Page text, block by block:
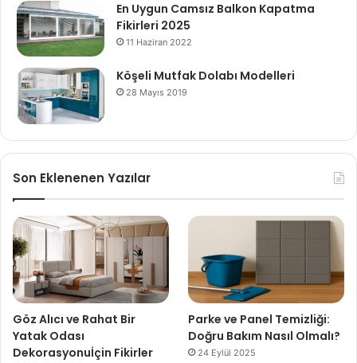
En Uygun Camsız Balkon Kapatma
Fikirleri 2025
11 Haziran 2022
Köşeli Mutfak Dolabı Modelleri
28 Mayıs 2019
Son Eklenenen Yazılar
Göz Alıcı ve Rahat Bir
Yatak Odası
Dekorasyonuİçin Fikirler
Parke ve Panel Temizliği:
Doğru Bakım Nasıl Olmalı?
24 Eylül 2025